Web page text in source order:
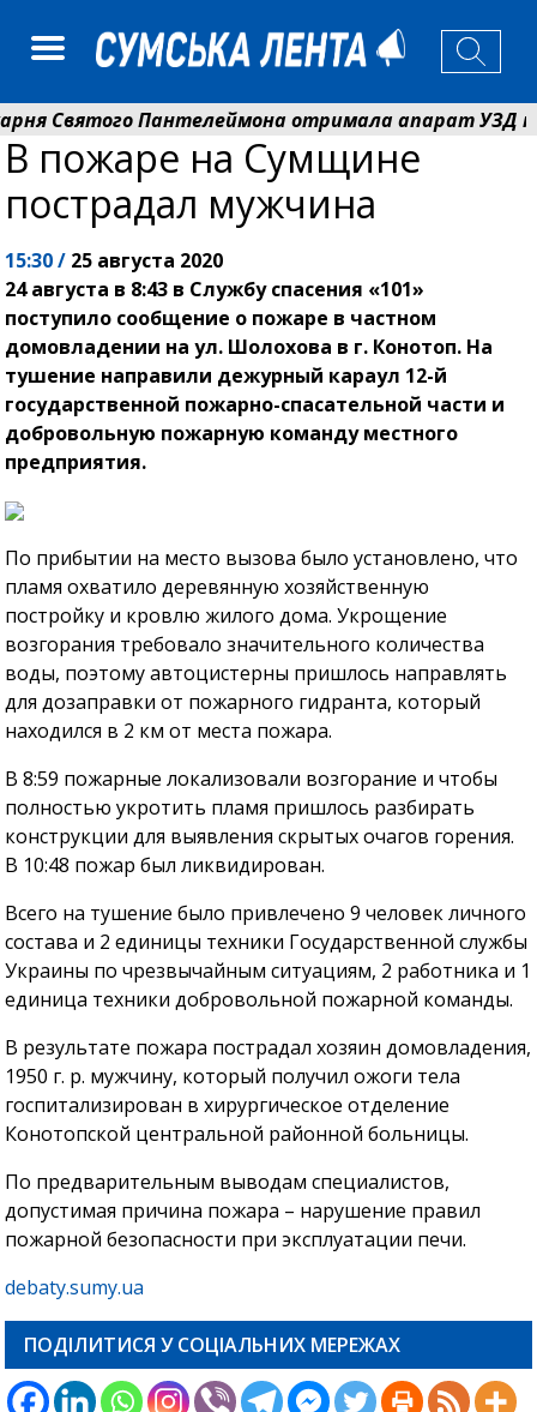
Святого Пантелеймона отримала апарат УЗД та
вручив родинам 20 полеглих Героїв відзнаки
В пожаре на Сумщине
пострадал мужчина
15:30 / 25 августа 2020
24 августа в 8:43 в Службу спасения «101»
поступило сообщение о пожаре в частном
домовладении на ул. Шолохова в г. Конотоп. На
тушение направили дежурный караул 12-й
государственной пожарно-спасательной части и
добровольную пожарную команду местного
предприятия.
По прибытии на место вызова было установлено, что
пламя охватило деревянную хозяйственную
постройку и кровлю жилого дома. Укрощение
возгорания требовало значительного количества
воды, поэтому автоцистерны пришлось направлять
для дозаправки от пожарного гидранта, который
находился в 2 км от места пожара.
В 8:59 пожарные локализовали возгорание и чтобы
полностью укротить пламя пришлось разбирать
конструкции для выявления скрытых очагов горения.
В 10:48 пожар был ликвидирован.
Всего на тушение было привлечено 9 человек личного
состава и 2 единицы техники Государственной службы
Украины по чрезвычайным ситуациям, 2 работника и 1
единица техники добровольной пожарной команды.
В результате пожара пострадал хозяин домовладения,
1950 г. р. мужчину, который получил ожоги тела
госпитализирован в хирургическое отделение
Конотопской центральной районной больницы.
По предварительным выводам специалистов,
допустимая причина пожара – нарушение правил
пожарной безопасности при эксплуатации печи.
debaty.sumy.ua
ПОДІЛИТИСЯ У СОЦІАЛЬНИХ МЕРЕЖАХ